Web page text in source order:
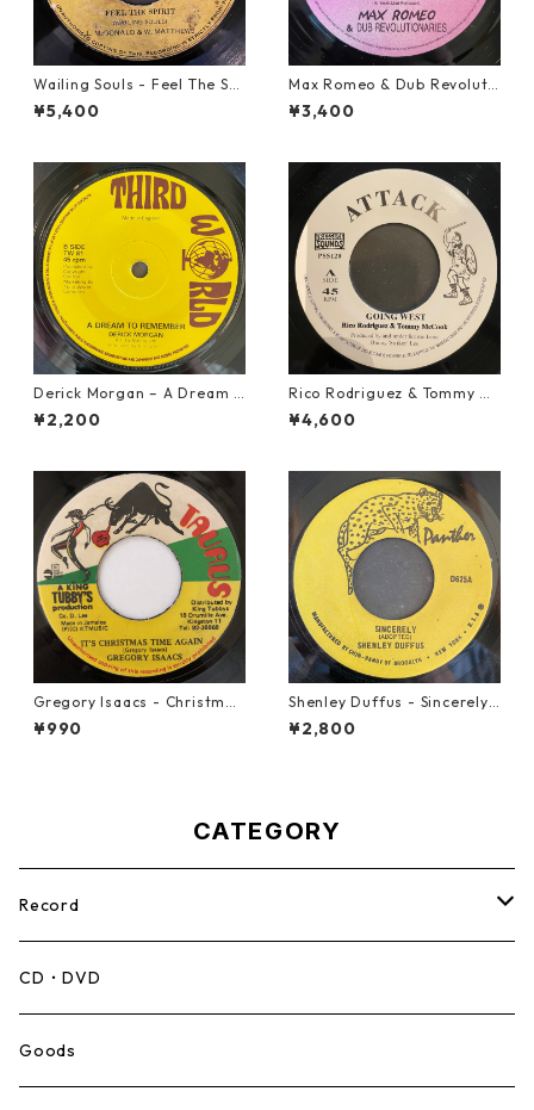
Wailing Souls - Feel The Spi
rit【7-21955】
¥5,400
Max Romeo & Dub Revoluti
onaries - Juks We A Juks【1
0-90000】
¥3,400
Derick Morgan – A Dream T
o Remember【7-21824】
¥2,200
Rico Rodriguez & Tommy Mc
Cook - Going West【7-2198
3】
¥4,600
Gregory Isaacs - Christmas
Time Once Again【7-2058
9】
¥990
Shenley Duffus - Sincerely
【7-22021】
¥2,800
CATEGORY
Record
Mento,Calypso,Ballad
Ska
CD・DVD
Goods